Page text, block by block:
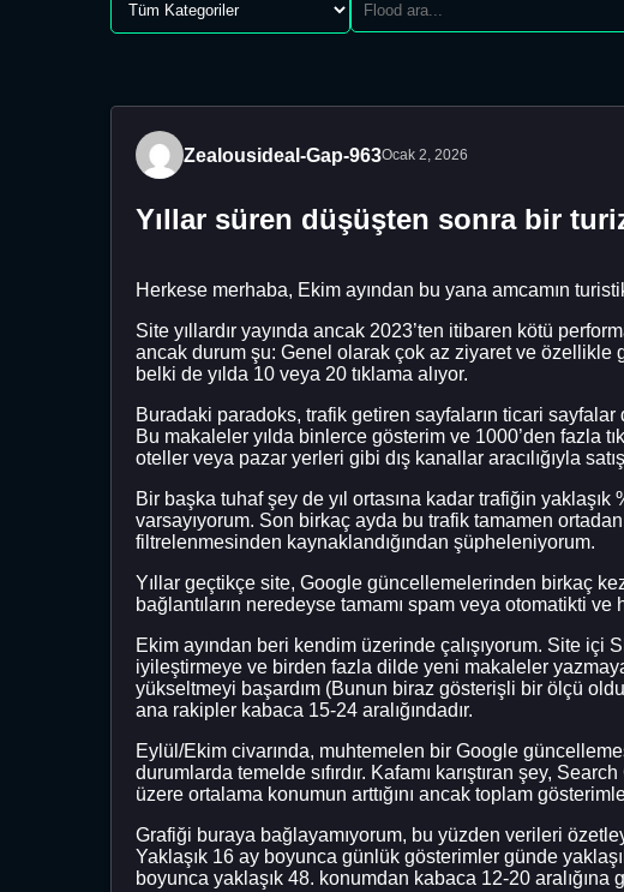
Zealousideal-Gap-963Ocak 2, 2026
Yıllar süren düşüşten sonra bir
Herkese merhaba, Ekim ayından bu yana amcamın
Site yıllardır yayında ancak 2023’ten itibaren kötü
ancak durum şu: Genel olarak çok az ziyaret ve özellikle
belki de yılda 10 veya 20 tıklama alıyor.
Buradaki paradoks, trafik getiren sayfaların ticari sayfalar
Bu makaleler yılda binlerce gösterim ve 1000’den fazla
oteller veya pazar yerleri gibi dış kanallar aracılığıyla
Bir başka tuhaf şey de yıl ortasına kadar trafiğin
varsayıyorum. Son birkaç ayda bu trafik tamamen
filtrelenmesinden kaynaklandığından şüpheleniyorum.
Yıllar geçtikçe site, Google güncellemelerinden birkaç
bağlantıların neredeyse tamamı spam veya otomatikti ve
Ekim ayından beri kendim üzerinde çalışıyorum. Site
iyileştirmeye ve birden fazla dilde yeni makaleler
yükseltmeyi başardım (Bunun biraz gösterişli bir ölçü
ana rakipler kabaca 15-24 aralığındadır.
Eylül/Ekim civarında, muhtemelen bir Google
durumlarda temelde sıfırdır. Kafamı karıştıran şey,
üzere ortalama konumun arttığını ancak toplam
Grafiği buraya bağlayamıyorum, bu yüzden verileri
Yaklaşık 16 ay boyunca günlük gösterimler günde
boyunca yaklaşık 48. konumdan kabaca 12-20 aralığına